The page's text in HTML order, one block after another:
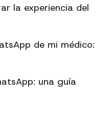
la experiencia del
de mi médico:
una guía